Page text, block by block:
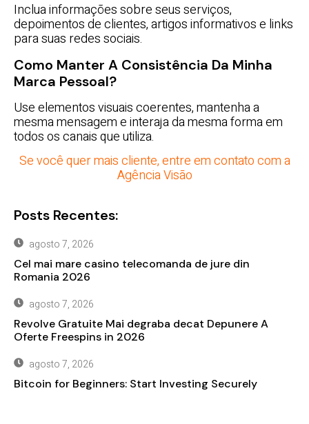
Inclua informações sobre seus serviços,
depoimentos de clientes, artigos informativos e links
para suas redes sociais.
Como Manter A Consistência Da Minha
Marca Pessoal?
Use elementos visuais coerentes, mantenha a
mesma mensagem e interaja da mesma forma em
todos os canais que utiliza.
Se você quer mais cliente, entre em contato com a
Agência Visão
Posts Recentes:
agosto 7, 2026
Cel mai mare casino telecomanda de jure din
Romania 2026
agosto 7, 2026
Revolve Gratuite Mai degraba decat Depunere A
Oferte Freespins in 2026
agosto 7, 2026
Bitcoin for Beginners: Start Investing Securely